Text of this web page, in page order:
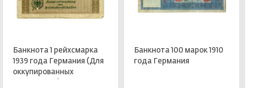
Банкнота 1 рейхсмарка
1939 года Германия (Для
оккупированных
Банкнота 100 марок 1910
года Германия